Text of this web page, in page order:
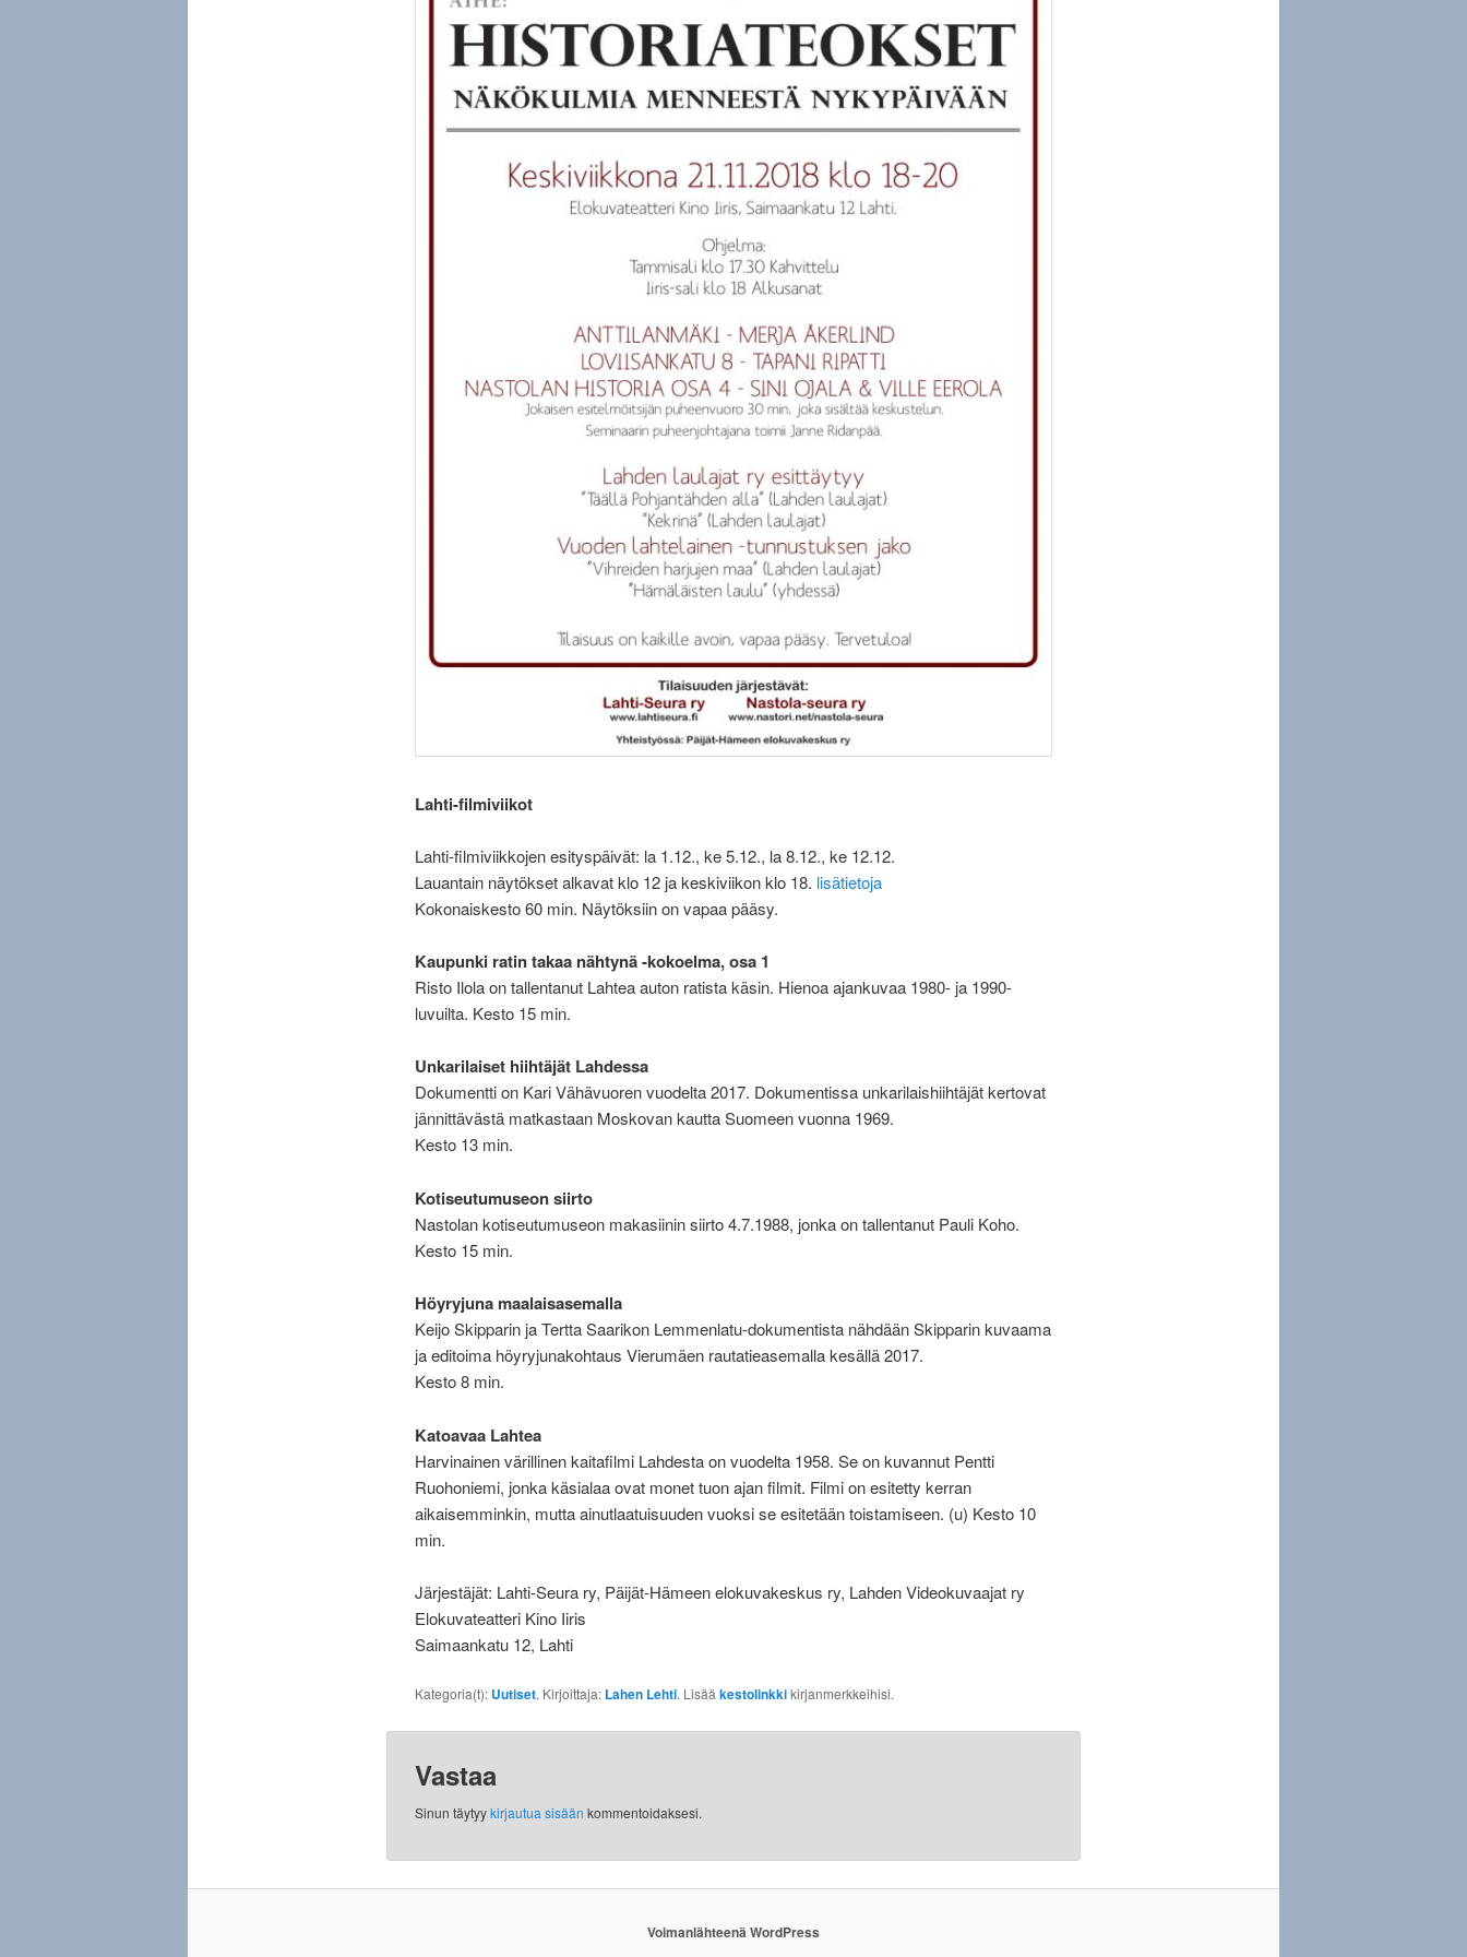
Lahti-filmiviikot
Lahti-filmiviikkojen esityspäivät: la 1.12., ke 5.12., la 8.12., ke 12.12.
Lauantain näytökset alkavat klo 12 ja keskiviikon klo 18. lisätietoja
Kokonaiskesto 60 min. Näytöksiin on vapaa pääsy.
Kaupunki ratin takaa nähtynä -kokoelma, osa 1
Risto Ilola on tallentanut Lahtea auton ratista käsin. Hienoa ajankuvaa 1980- ja 1990-
luvuilta. Kesto 15 min.
Unkarilaiset hiihtäjät Lahdessa
Dokumentti on Kari Vähävuoren vuodelta 2017. Dokumentissa unkarilaishiihtäjät kertovat
jännittävästä matkastaan Moskovan kautta Suomeen vuonna 1969.
Kesto 13 min.
Kotiseutumuseon siirto
Nastolan kotiseutumuseon makasiinin siirto 4.7.1988, jonka on tallentanut Pauli Koho.
Kesto 15 min.
Höyryjuna maalaisasemalla
Keijo Skipparin ja Tertta Saarikon Lemmenlatu-dokumentista nähdään Skipparin kuvaama
ja editoima höyryjunakohtaus Vierumäen rautatieasemalla kesällä 2017.
Kesto 8 min.
Katoavaa Lahtea
Harvinainen värillinen kaitafilmi Lahdesta on vuodelta 1958. Se on kuvannut Pentti
Ruohoniemi, jonka käsialaa ovat monet tuon ajan filmit. Filmi on esitetty kerran
aikaisemminkin, mutta ainutlaatuisuuden vuoksi se esitetään toistamiseen. (u) Kesto 10
min.
Järjestäjät: Lahti-Seura ry, Päijät-Hämeen elokuvakeskus ry, Lahden Videokuvaajat ry
Elokuvateatteri Kino Iiris
Saimaankatu 12, Lahti
Kategoria(t): Uutiset. Kirjoittaja: Lahen Lehti. Lisää kestolinkkikirjanmerkkeihisi.
Vastaa
Sinun täytyykirjautua sisään kommentoidaksesi.
Voimanlähteenä WordPress